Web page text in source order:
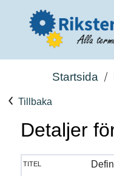
Startsida
Tillbaka
Detaljer
titel